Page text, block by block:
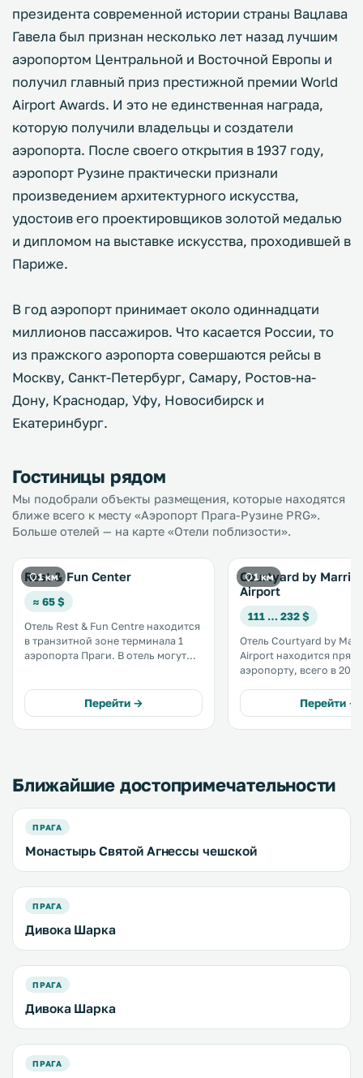
президента современной истории страны Вацлава
Гавела был признан несколько лет назад лучшим
аэропортом Центральной и Восточной Европы и
получил главный приз престижной премии World
Airport Awards. И это не единственная награда,
которую получили владельцы и создатели
аэропорта. После своего открытия в 1937 году,
аэропорт Рузине практически признали
произведением архитектурного искусства,
удостоив его проектировщиков золотой медалью
и дипломом на выставке искусства, проходившей в
Париже.
В год аэропорт принимает около одиннадцати
миллионов пассажиров. Что касается России, то
из пражского аэропорта совершаются рейсы в
Москву, Санкт-Петербург, Самару, Ростов-на-
Дону, Краснодар, Уфу, Новосибирск и
Екатеринбург.
Гостиницы рядом
Мы подобрали объекты размещения, которые находятся
ближе всего к месту «Аэропорт Прага-Рузине PRG».
Больше отелей — на карте «Отели поблизости».
1 км
Rest & Fun Center
≈ 65 $
Отель Rest & Fun Centre находится
в транзитной зоне терминала 1
аэропорта Праги. В отель могут
Перейти →
1 км
Courtyard by
Airport
111 … 232 $
Отель Courtyard by
Airport находится
аэропорту, всего в 20
впечатлит
архитектура здания
современного отеля. .
Перейти →
Ближайшие достопримечательности
ПРАГА
Монастырь Святой Агнессы чешской
ПРАГА
Дивока Шарка
ПРАГА
Дивока Шарка
ПРАГА